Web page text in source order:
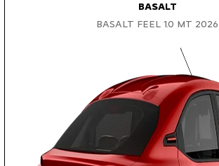
BASALT
BASALT FEEL 1.0 MT 2026